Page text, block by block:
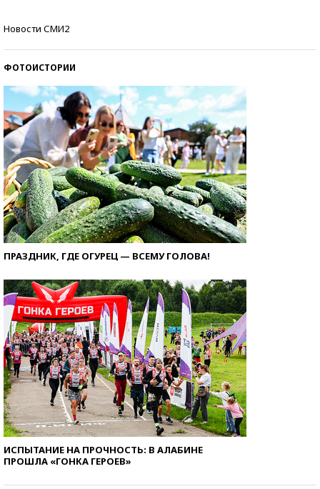
Новости СМИ2
ФОТОИСТОРИИ
ПРАЗДНИК, ГДЕ ОГУРЕЦ — ВСЕМУ ГОЛОВА!
ИСПЫТАНИЕ НА ПРОЧНОСТЬ: В АЛАБИНЕ
ПРОШЛА «ГОНКА ГЕРОЕВ»